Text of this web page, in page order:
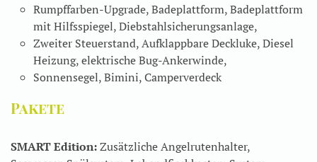
Rumpffarben-Upgrade, Badeplattform, Badeplattform
mit Hilfsspiegel, Diebstahlsicherungsanlage,
Zweiter Steuerstand, Aufklappbare Deckluke, Diesel
Heizung, elektrische Bug-Ankerwinde,
Sonnensegel, Bimini, Camperverdeck
Pakete
SMART Edition:Zusätzliche Angelrutenhalter,